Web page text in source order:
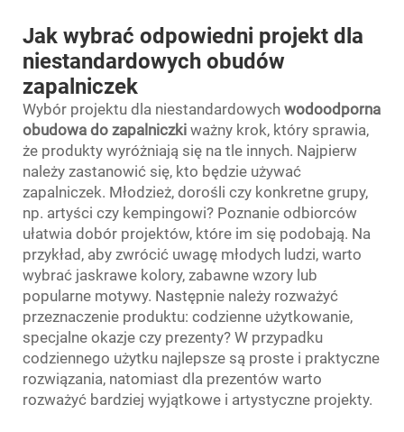
Jak wybrać odpowiedni projekt dla
niestandardowych obudów
zapalniczek
Wybór projektu dla niestandardowych wodoodporna
obudowa do zapalniczki ważny krok, który sprawia,
że produkty wyróżniają się na tle innych. Najpierw
należy zastanowić się, kto będzie używać
zapalniczek. Młodzież, dorośli czy konkretne grupy,
np. artyści czy kempingowi? Poznanie odbiorców
ułatwia dobór projektów, które im się podobają. Na
przykład, aby zwrócić uwagę młodych ludzi, warto
wybrać jaskrawe kolory, zabawne wzory lub
popularne motywy. Następnie należy rozważyć
przeznaczenie produktu: codzienne użytkowanie,
specjalne okazje czy prezenty? W przypadku
codziennego użytku najlepsze są proste i praktyczne
rozwiązania, natomiast dla prezentów warto
rozważyć bardziej wyjątkowe i artystyczne projekty.